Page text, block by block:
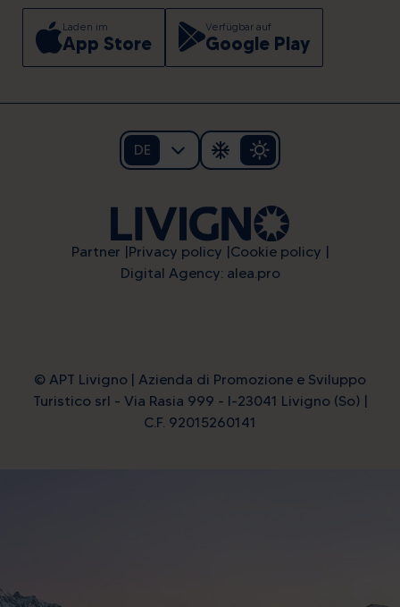
Laden im
App Store
Verfügbar auf
Google Play
DE
Partner Privacy policy Cookie policy
Digital Agency: alea.pro
© APT Livigno | Azienda di Promozione e Sviluppo
Turistico srl - Via Rasia 999 - I-23041 Livigno (So) |
C.F. 92015260141